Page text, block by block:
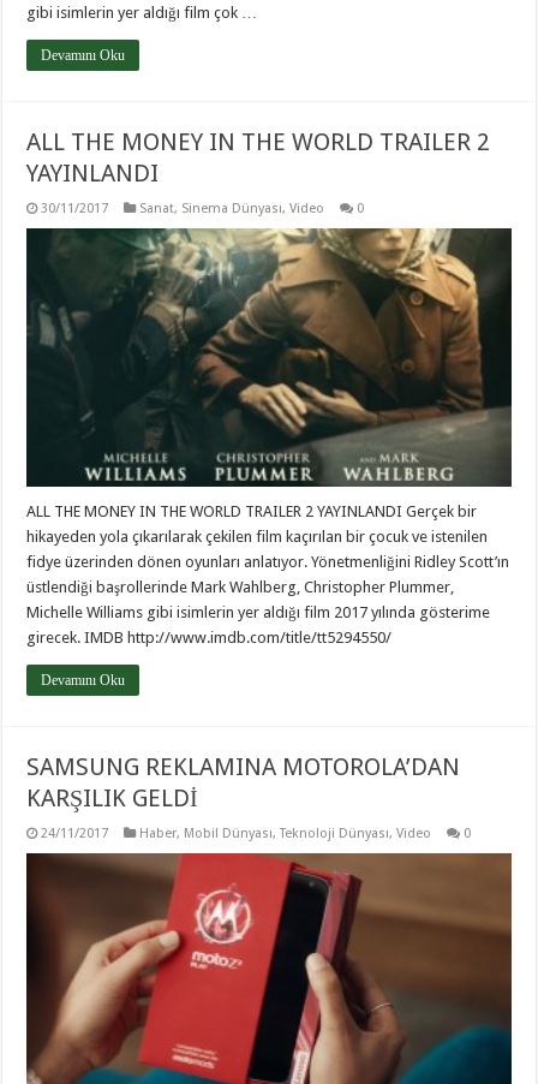
gibi isimlerin yer aldığı film çok …
Devamını Oku
ALL THE MONEY IN THE WORLD TRAILER 2
YAYINLANDI
30/11/2017 Sanat, Sinema Dünyası,Video 0
ALL THE MONEY IN THE WORLD TRAILER 2 YAYINLANDI Gerçek bir
hikayeden yola çıkarılarak çekilen film kaçırılan bir çocuk ve istenilen
fidye üzerinden dönen oyunları anlatıyor. Yönetmenliğini Ridley Scott’ın
üstlendiği başrollerinde Mark Wahlberg, Christopher Plummer,
Michelle Williams gibi isimlerin yer aldığı film 2017 yılında gösterime
girecek. IMDB http://www.imdb.com/title/tt5294550/
Devamını Oku
SAMSUNG REKLAMINA MOTOROLA’DAN
KARŞILIK GELDİ
24/11/2017 Haber, Mobil Dünyası,Teknoloji Dünyası,Video 0